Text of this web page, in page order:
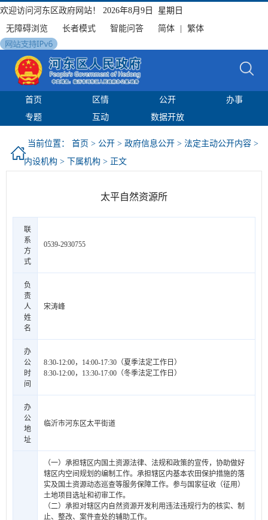
欢迎访问河东区政府网站！
2026年8月9日 星期日
无障碍浏览
长者模式 智能问答 简体 繁体
首页 区情 公开
办事
专题
互动 数据开放
当前位置： 首页 > 公开 > 政府信息公开 > 法定主动公开内容 >
内设机构 > 下属机构 > 正文
太平自然资源所
联
系
方
式
0539-2930755
负
责
人
姓
名
宋涛峰
办
公
时
间
8:30-12:00，14:00-17:30（夏季法定工作日）
8:30-12:00，13:30-17:00（冬季法定工作日）
办
公
地
址
临沂市河东区太平街道
（一）承担辖区内国土资源法律、法规和政策的宣传，协助做好
辖区内空间规划的编制工作。承担辖区内基本农田保护措施的落
实及国土资源动态巡查等服务保障工作。参与国家征收（征用）
土地项目选址和初审工作。
（二）承担对辖区内自然资源开发利用违法违规行为的核实、制
止、整改、案件查处的辅助工作。